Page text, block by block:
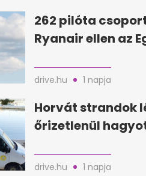
262 pilóta
Ryanair ellen az
drive.hu 1 napja
Horvát strandok
őrizetlenül
drive.hu 1 napja